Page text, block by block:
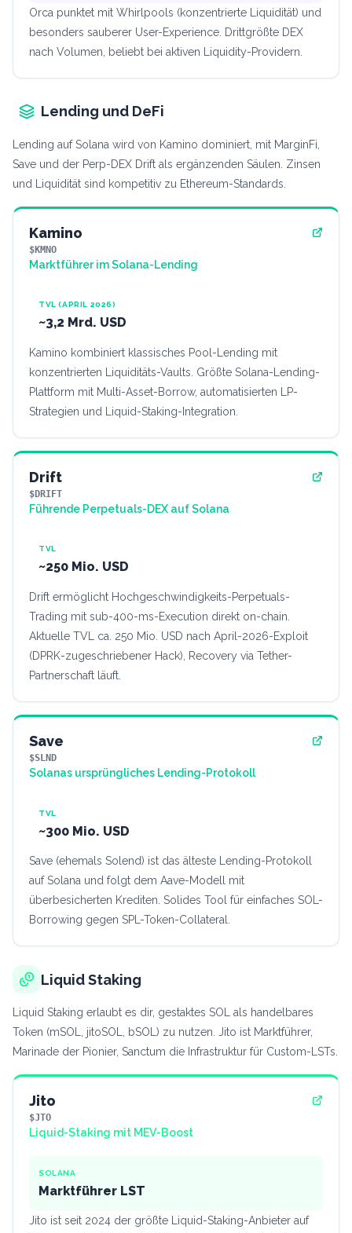
Orca punktet mit Whirlpools (konzentrierte Liquidität) und
besonders sauberer User-Experience. Drittgrößte DEX
nach Volumen, beliebt bei aktiven Liquidity-Providern.
Lending und DeFi
Lending auf Solana wird von Kamino dominiert, mit MarginFi,
Save und der Perp-DEX Drift als ergänzenden Säulen. Zinsen
und Liquidität sind kompetitiv zu Ethereum-Standards.
Kamino
$KMNO
Marktführer im Solana-Lending
TVL (APRIL 2026)
~3,2 Mrd. USD
Kamino kombiniert klassisches Pool-Lending mit
konzentrierten Liquiditäts-Vaults. Größte Solana-Lending-
Plattform mit Multi-Asset-Borrow, automatisierten LP-
Strategien und Liquid-Staking-Integration.
Drift
$DRIFT
Führende Perpetuals-DEX auf Solana
TVL
~250 Mio. USD
Drift ermöglicht Hochgeschwindigkeits-Perpetuals-
Trading mit sub-400-ms-Execution direkt on-chain.
Aktuelle TVL ca. 250 Mio. USD nach April-2026-Exploit
(DPRK-zugeschriebener Hack), Recovery via Tether-
Partnerschaft läuft.
Save
$SLND
Solanas ursprüngliches Lending-Protokoll
TVL
~300 Mio. USD
Save (ehemals Solend) ist das älteste Lending-Protokoll
auf Solana und folgt dem Aave-Modell mit
überbesicherten Krediten. Solides Tool für einfaches SOL-
Borrowing gegen SPL-Token-Collateral.
Liquid Staking
Liquid Staking erlaubt es dir, gestaktes SOL als handelbares
Token (mSOL, jitoSOL, bSOL) zu nutzen. Jito ist Marktführer,
Marinade der Pionier, Sanctum die Infrastruktur für Custom-LSTs.
Jito
$JTO
Liquid-Staking mit MEV-Boost
SOLANA
Marktführer LST
Jito ist seit 2024 der größte Liquid-Staking-Anbieter auf